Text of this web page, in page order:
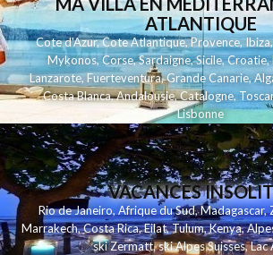
ATLANTIQUE
Cote d'Azur,Cote Atlantique,Provence,Ibiza
Mykonos,Corse,Sardaigne,Sicile,Croatie,
Lanzarote,Fuerteventura,Grande Canarie,
Costa Blanca,Andalousie,Catalogne,
Lisbonne
VACANCES
Rio de Janeiro,Afrique du Sud,Madagascar,
Marrakech,Costa Rica,Eilat,Tulum,Kenya,
ski Zermatt,ski Alpes Suisses,Lac